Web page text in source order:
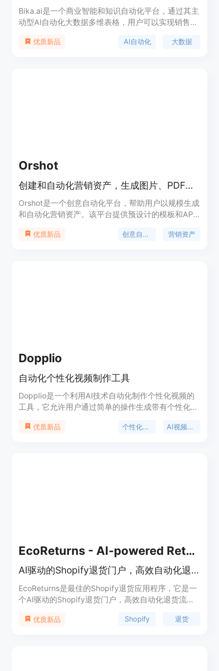
Bika.ai是一个商业智能和知识自动化平台，通过其主
动型AI自动化大数据多维表格，用户可以实现销售自
以其强大的数据处理能力和AI自动化功能，帮助用户
优质新品 AI自动化 大数据
Orshot
创建和自动化营销资产，生成图片、PDF等，API和集成应用，您的整个创意工作流程，自动化并准备就绪。
Orshot是一个创意自动化平台，帮助用户以规模生成
和自动化营销资产。该平台提供预设计的模板和API
时间和提高工作效率。
优质新品 创意自动化 营销资产
Dopplio
自动化个性化视频制作工具
Dopplio是一个利用AI技术自动化制作个性化视频的
工具，它允许用户通过简单的操作生成带有个性化语
等。优质新品 个性化视频 AI视频制作
EcoReturns - AI-powered Returns
AI驱动的Shopify退货门户，高效自动化退货
EcoReturns是最佳的Shopify退货应用程序，它是一
个AI驱动的Shopify退货门户，高效自动化退货流
处理退货流程，并提供良好的客户体验。
优质新品 Shopify 退货